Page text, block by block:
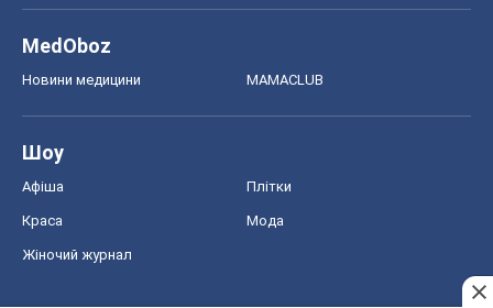
MedOboz
Новини медицини MAMACLUB
Шоу
Афіша Плітки
Краса Мода
Жіночий журнал